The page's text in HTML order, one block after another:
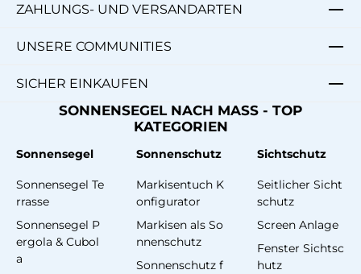
ZAHLUNGS- UND VERSANDARTEN
UNSERE COMMUNITIES
SICHER EINKAUFEN
SONNENSEGEL NACH MASS - TOP
KATEGORIEN
Sonnensegel
Sonnensegel Te
rrasse
Sonnensegel P
ergola & Cubol
a
Sonnenschutz
Markisentuch K
onfigurator
Markisen als So
nnenschutz
Sonnenschutz f
Sichtschutz
Seitlicher Sicht
schutz
Screen Anlage
Fenster Sichtsc
hutz